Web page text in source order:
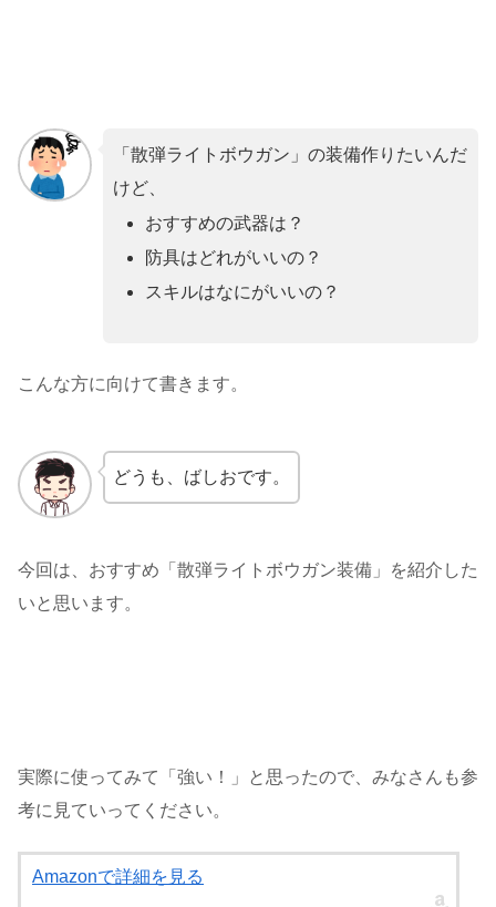
「散弾ライトボウガン」の装備作りたいんだ
けど、
おすすめの武器は？
防具はどれがいいの？
スキルはなにがいいの？
こんな方に向けて書きます。
どうも、ばしおです。
今回は、おすすめ「散弾ライトボウガン装備」を紹介した
いと思います。
実際に使ってみて「強い！」と思ったので、みなさんも参
考に見ていってください。
Amazonで詳細を見る